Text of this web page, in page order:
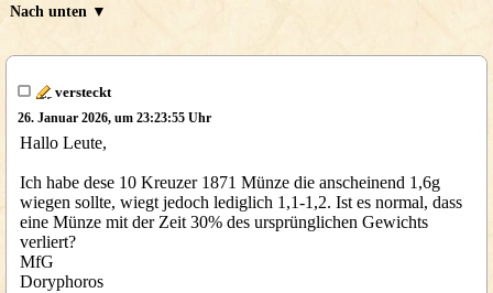
Nach unten ▼
versteckt
26. Januar 2026, um 23:23:55 Uhr
Hallo Leute,
Ich habe dese 10 Kreuzer 1871 Münze die anscheinend 1,6g
wiegen sollte, wiegt jedoch lediglich 1,1-1,2. Ist es normal, dass
eine Münze mit der Zeit 30% des ursprünglichen Gewichts
verliert?
MfG
Doryphoros